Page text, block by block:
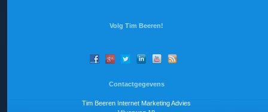
Volg Tim Beeren!
Contactgegevens
Tim Beeren Internet Marketing Advies